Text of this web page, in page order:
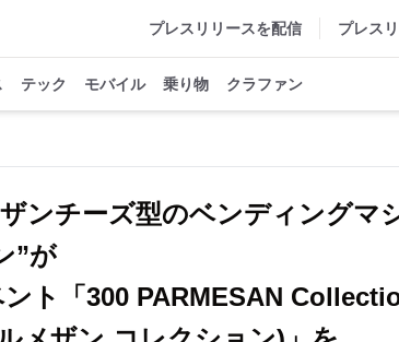
プレスリリースを配信 プレス
テック モバイル 乗り物 クラファン
ンチーズ型のベンディングマ
”が
ト「300 PARMESAN